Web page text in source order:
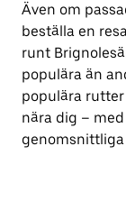
Även om
beställa en
runt
populära än
populära
nära dig –